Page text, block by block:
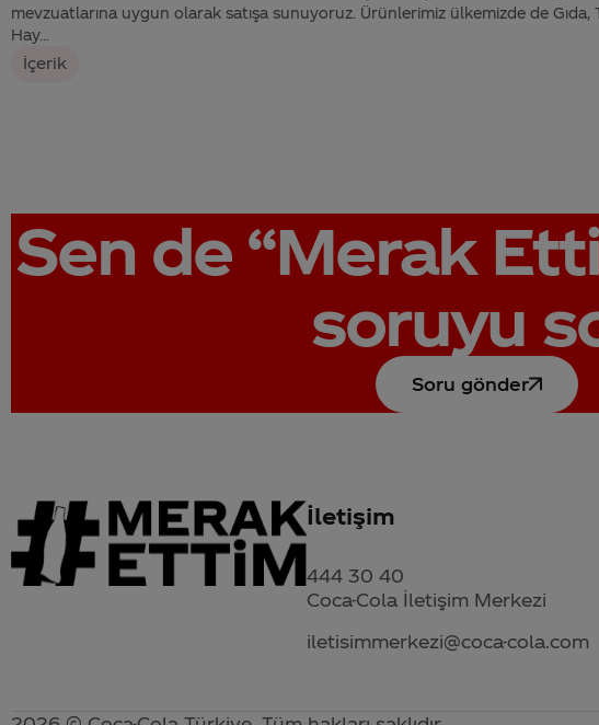
mevzuatlarına uygun olarak satışa sunuyoruz. Ürünlerimiz ülkemizde de Gıda,
Hay...
İçerik
Sen de “Merak
soruyu
Soru gönder
İletişim
444 30 40
Coca-Cola İletişim Merkezi
iletisimmerkezi@coca-cola.com